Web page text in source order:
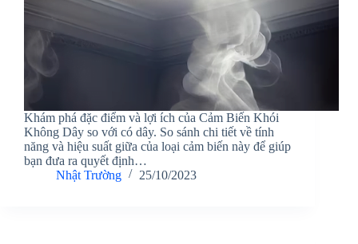
Khám phá đặc điểm và lợi ích của Cảm Biến Khói
Không Dây so với có dây. So sánh chi tiết về tính
năng và hiệu suất giữa của loại cảm biến này để giúp
bạn đưa ra quyết định…
Nhật Trường
25/10/2023